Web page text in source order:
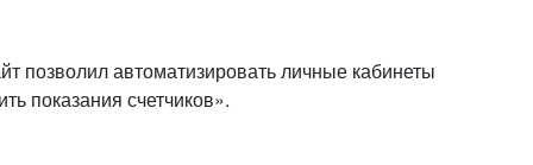
автоматизировать личные кабинеты
показания счетчиков».